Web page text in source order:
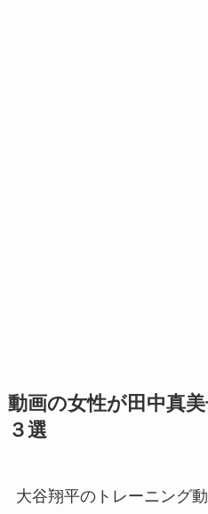
動画の女性が田中真
３選
大谷翔平のトレーニング